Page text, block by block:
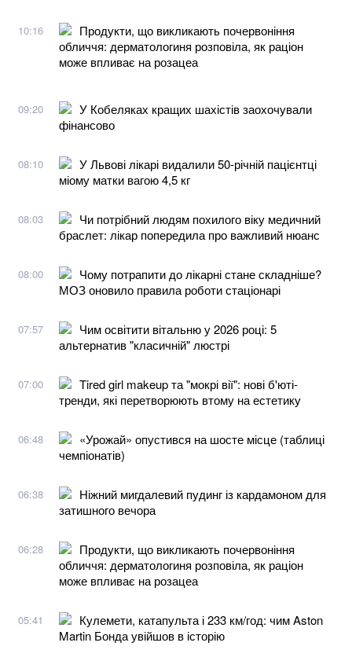
10:16
Продукти, що викликають почервоніння
обличчя: дерматологиня розповіла, як раціон
може впливає на розацеа
09:20
У Кобеляках кращих шахістів заохочували
фінансово
08:10
У Львові лікарі видалили 50-річній пацієнтці
міому матки вагою 4,5 кг
08:03
Чи потрібний людям похилого віку медичний
браслет: лікар попередила про важливий нюанс
08:00
Чому потрапити до лікарні стане складніше?
МОЗ оновило правила роботи стаціонарі
07:57
Чим освітити вітальню у 2026 році: 5
альтернатив "класичній" люстрі
07:00
Tired girl makeup та "мокрі вії": нові б'юті-
тренди, які перетворюють втому на естетику
06:48
«Урожай» опустився на шосте місце (таблиці
чемпіонатів)
06:38
Ніжний мигдалевий пудинг із кардамоном для
затишного вечора
06:28
Продукти, що викликають почервоніння
обличчя: дерматологиня розповіла, як раціон
може впливає на розацеа
05:41
Кулемети, катапульта і 233 км/год: чим Aston
Martin Бонда увійшов в історію